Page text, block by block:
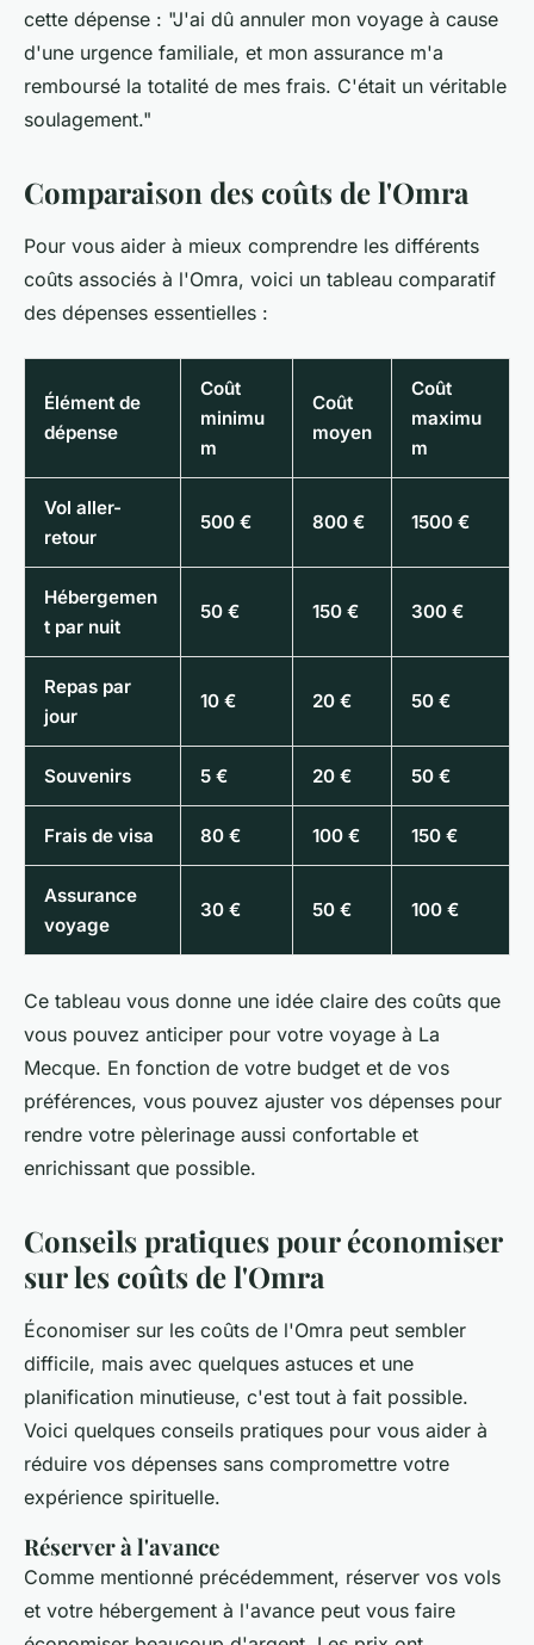
cette dépense : "J'ai dû annuler mon voyage à cause
d'une urgence familiale, et mon assurance m'a
remboursé la totalité de mes frais. C'était un véritable
soulagement."
Comparaison des coûts de l'Omra
Pour vous aider à mieux comprendre les différents
coûts associés à l'Omra, voici un tableau comparatif
des dépenses essentielles :
Élément de
dépense
Coût
minimu
m
Coût
moyen
Coût
maximu
m
Vol aller-
retour
500 € 800 € 1500 €
Hébergemen
t par nuit
50 € 150 € 300 €
Repas par
jour
10 € 20 € 50 €
Souvenirs 5 € 20 € 50 €
Frais de visa 80 € 100 € 150 €
Assurance
voyage
30 € 50 € 100 €
Ce tableau vous donne une idée claire des coûts que
vous pouvez anticiper pour votre voyage à La
Mecque. En fonction de votre budget et de vos
préférences, vous pouvez ajuster vos dépenses pour
rendre votre pèlerinage aussi confortable et
enrichissant que possible.
Conseils pratiques pour économiser
sur les coûts de l'Omra
Économiser sur les coûts de l'Omra peut sembler
difficile, mais avec quelques astuces et une
planification minutieuse, c'est tout à fait possible.
Voici quelques conseils pratiques pour vous aider à
réduire vos dépenses sans compromettre votre
expérience spirituelle.
Réserver à l'avance
Comme mentionné précédemment, réserver vos vols
et votre hébergement à l'avance peut vous faire